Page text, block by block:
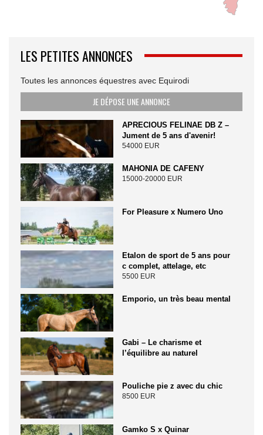
LES PETITES ANNONCES
Toutes les annonces équestres avec Equirodi
JE DÉPOSE UNE ANNONCE
APRECIOUS FELINAE DB Z –
Jument de 5 ans d'avenir!
54000 EUR
MAHONIA DE CAFENY
15000-20000 EUR
For Pleasure x Numero Uno
Etalon de sport de 5 ans pour
c complet, attelage, etc
5500 EUR
Emporio, un très beau mental
Gabi – Le charisme et
l’équilibre au naturel
Pouliche pie z avec du chic
8500 EUR
Gamko S x Quinar